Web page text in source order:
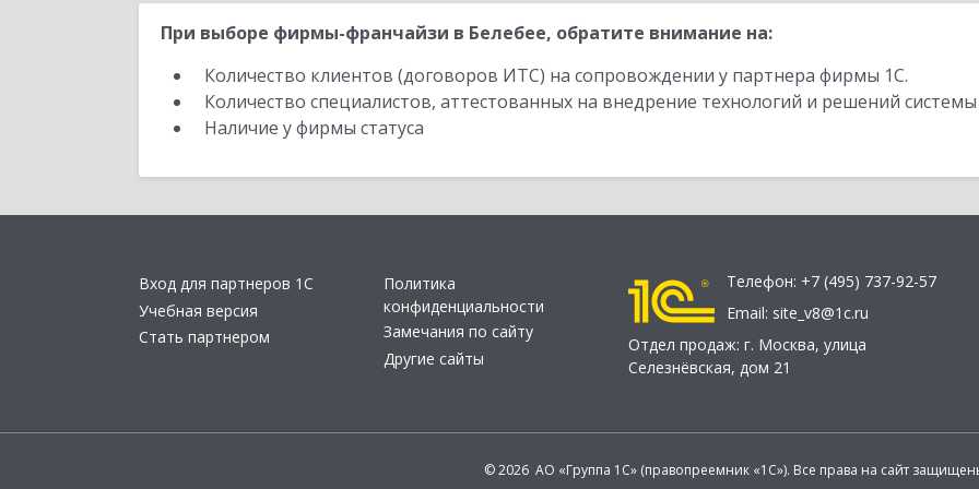
При выборе фирмы-франчайзи в Белебее, обратите внимание на:
Количество клиентов (договоров ИТС) на сопровождении у партнера фирмы 1С.
Количество специалистов, аттестованных на внедрение технологий и решений
Наличие у фирмы статуса
Вход для партнеров 1С
Учебная версия
Стать партнером
Политика
конфиденциальности
Замечания по сайту
Другие сайты
Телефон: +7 (495) 737-92-57
Email: site_v8@1c.ru
Отдел продаж: г. Москва, улица
Селезнёвская, дом 21
© 2026 АО «Группа 1С» (правопреемник «1С»). Все права на сайт